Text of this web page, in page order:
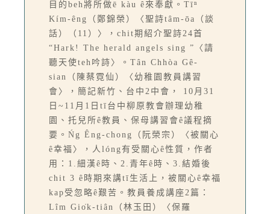
目的beh將所做ē kàu ê來奉獻。Tīⁿ
Kím-êng（鄭錦榮）〈聖詩tâm-ōa（談
話）（11）〉，chit期紹介聖詩24首
“Hark! The herald angels sing ”〈請
聽天使teh吟詩〉。Tân Chhòa Gê-
sian（陳蔡霓仙）〈幼稚園教員講習
會〉，簡記新竹、台中2中會， 10月31
日~11月1日tī台中柳原教會辦理幼稚
園、托兒所ê教員、保母講習會ê議程摘
要。Ńg Êng-chong（阮榮宗）〈被關心
ê幸福〉，人lóng有受關心ê性質，作者
用：1.細漢ê時、2.青年ê時、3.結婚後
chit 3 ê時期來講tī生活上，被關心ê幸福
kap受忽略ê艱苦。教員養成講座2篇：
Lîm Gio̍k-tiân（林玉田）〈保羅